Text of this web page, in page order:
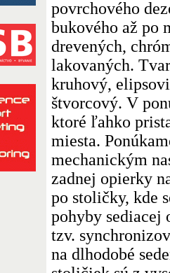
povrchového
bukového až po
drevených,
lakovaných.
kruhový,
štvorcový. V
ktoré ľahko
miesta.
mechanickým
zadnej opierky
po stoličky, kde
pohyby sediacej
tzv.
na dlhodobé